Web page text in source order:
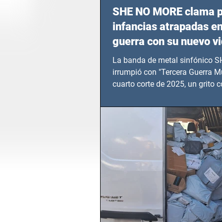
SHE NO MORE clama
infancias atrapadas
guerra con su nuevo
TERCERA GUERRA
La banda de metal sinfónico
irrumpió con "Tercera Guerra
cuarto corte de 2025, un grito
en epicentros bélicos.